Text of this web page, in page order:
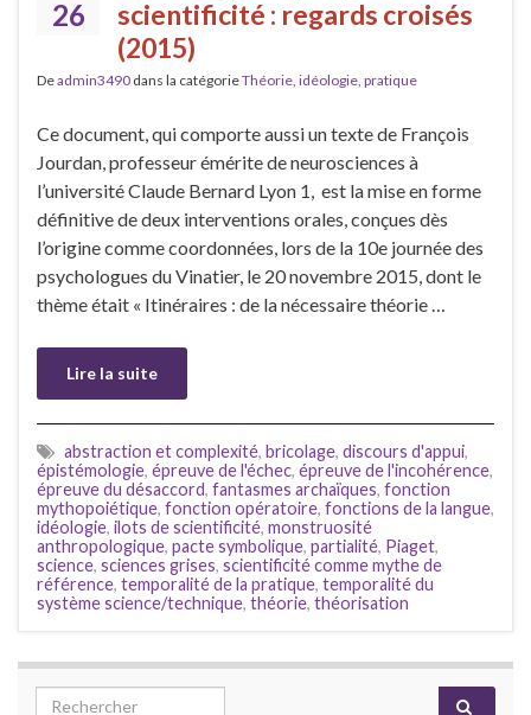
26
scientificité : regards croisés
(2015)
Deadmin3490 dans la catégorieThéorie, idéologie, pratique
Ce document, qui comporte aussi un texte de François
Jourdan, professeur émérite de neurosciences à
l’université Claude Bernard Lyon 1, est la mise en forme
définitive de deux interventions orales, conçues dès
l’origine comme coordonnées, lors de la 10e journée des
psychologues du Vinatier, le 20 novembre 2015, dont le
thème était « Itinéraires : de la nécessaire théorie …
Lire la suite
abstraction et complexité, bricolage, discours d'appui,
épistémologie, épreuve de l'échec, épreuve de l'incohérence,
épreuve du désaccord, fantasmes archaïques, fonction
mythopoiétique, fonction opératoire, fonctions de la langue,
idéologie, ilots de scientificité, monstruosité
anthropologique, pacte symbolique, partialité, Piaget,
science, sciences grises, scientificité comme mythe de
référence, temporalité de la pratique, temporalité du
système science/technique, théorie, théorisation
Search for: